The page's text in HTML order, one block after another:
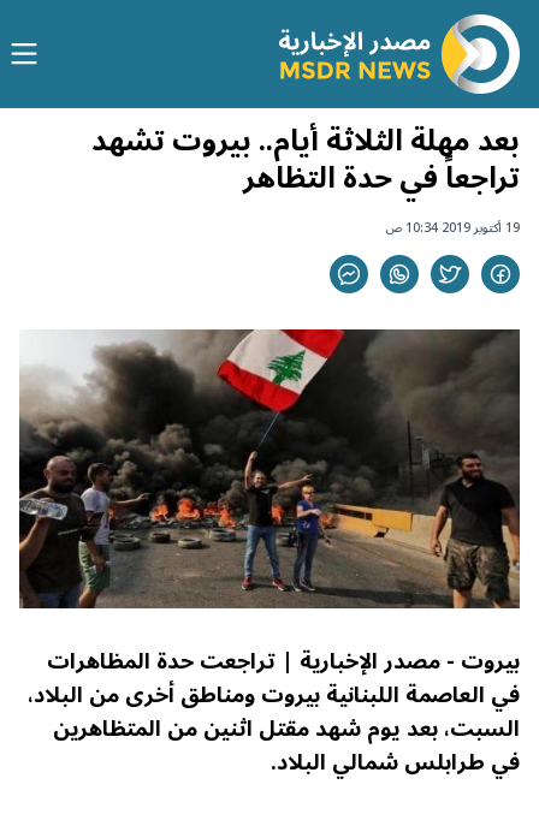
بعد مهلة الثلاثة أيام.. بيروت تشهد
تراجعاً في حدة التظاهر
19 أكتوبر 2019 10:34 ص
بيروت - مصدر الإخبارية | تراجعت حدة المظاهرات
في العاصمة اللبنانية بيروت ومناطق أخرى من البلاد،
السبت، بعد يوم شهد مقتل اثنين من المتظاهرين
في طرابلس شمالي البلاد.